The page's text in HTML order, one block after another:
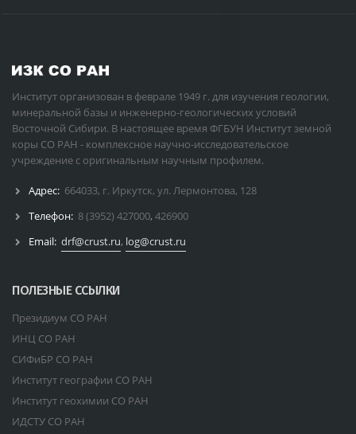
Институт организован в феврале 1949 г. для изучения геологии,
минеральной базы и инженерно-геологических условий
Восточной Сибири. В настоящее время ФГБУН Институт земной
коры СО РАН - комплексное научно-исследовательское
учреждение с оригинальным научным профилем.
Адрес: 664033, г. Иркутск, ул. Лермонтова, 128
Телефон: 8 (3952) 427000, 426900
Email: drf@crust.ru, log@crust.ru
ПОЛЕЗНЫЕ ССЫЛКИ
Президиум СО РАН
ИНЦ СО РАН
СИФиБР СО РАН
Институт географии СО РАН
Институт геохимии СО РАН
ИДСТУ СО РАН